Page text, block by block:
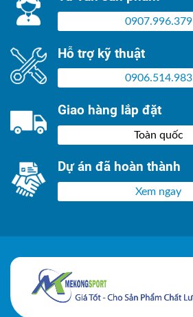
0907.996.379
Hỗ trợ kỹ thuật
0906.514.983
Giao hàng lắp đặt
Toàn quốc
Dự án đã hoàn thành
Xem ngay